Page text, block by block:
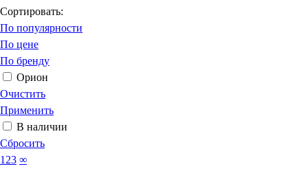
Сортировать:
По популярности
По цене
По бренду
Орион
Очистить
Применить
В наличии
Сбросить
123 ∞